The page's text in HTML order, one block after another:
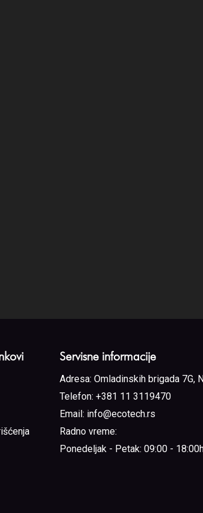
Servisne informacije
Adresa: Omladinskih brigada 7G,
Telefon: +381 11 3119470
Email: info@ecotech.rs
Radno vreme:
Ponedeljak - Petak: 09:00 -